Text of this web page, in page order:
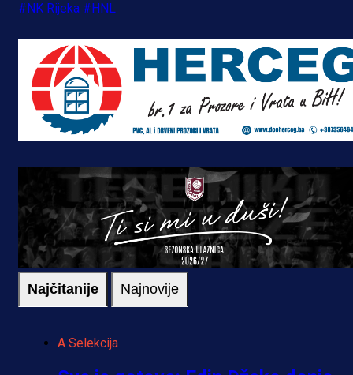
#NK Rijeka #HNL
Najčitanije Najnovije
A Selekcija